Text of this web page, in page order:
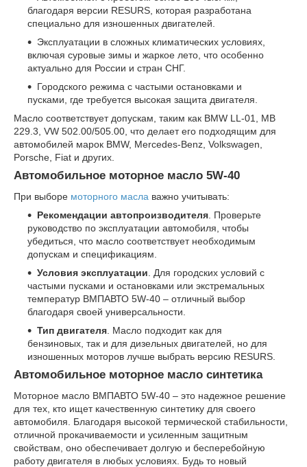
благодаря версии RESURS, которая разработана
специально для изношенных двигателей.
Эксплуатации в сложных климатических условиях,
включая суровые зимы и жаркое лето, что особенно
актуально для России и стран СНГ.
Городского режима с частыми остановками и
пусками, где требуется высокая защита двигателя.
Масло соответствует допускам, таким как BMW LL-01, MB
229.3, VW 502.00/505.00, что делает его подходящим для
автомобилей марок BMW, Mercedes-Benz, Volkswagen,
Porsche, Fiat и других.
Автомобильное моторное масло 5W-40
При выборе моторного масла важно учитывать:
Рекомендации автопроизводителя . Проверьте
руководство по эксплуатации автомобиля, чтобы
убедиться, что масло соответствует необходимым
допускам и спецификациям.
Условия эксплуатации . Для городских условий с
частыми пусками и остановками или экстремальных
температур ВМПАВТО 5W-40 – отличный выбор
благодаря своей универсальности.
Тип двигателя . Масло подходит как для
бензиновых, так и для дизельных двигателей, но для
изношенных моторов лучше выбрать версию RESURS.
Автомобильное моторное масло синтетика
Моторное масло ВМПАВТО 5W-40 – это надежное решение
для тех, кто ищет качественную синтетику для своего
автомобиля. Благодаря высокой термической стабильности,
отличной прокачиваемости и усиленным защитным
свойствам, оно обеспечивает долгую и бесперебойную
работу двигателя в любых условиях. Будь то новый